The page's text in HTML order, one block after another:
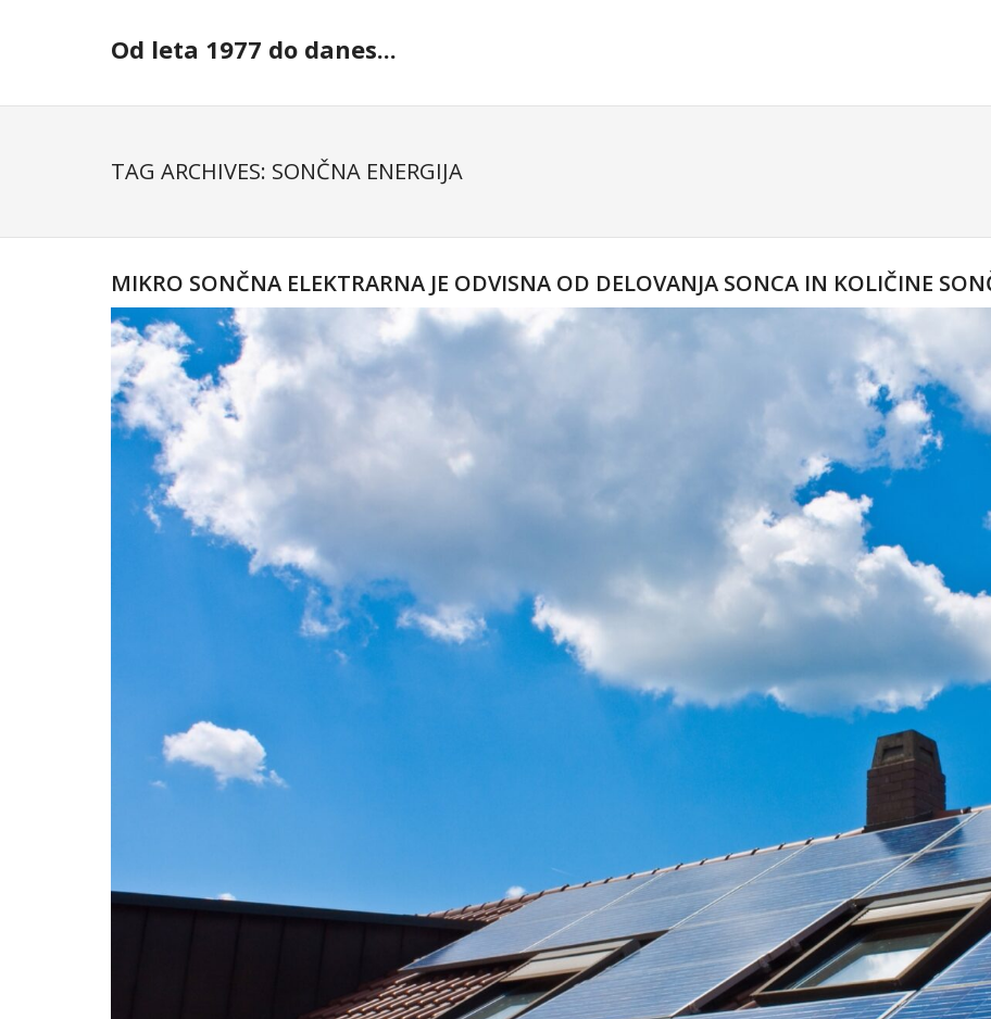
Od leta 1977 do danes...
TAG ARCHIVES: SONČNA ENERGIJA
MIKRO SONČNA ELEKTRARNA JE ODVISNA OD DELOVANJA SONCA IN KOLIČINE